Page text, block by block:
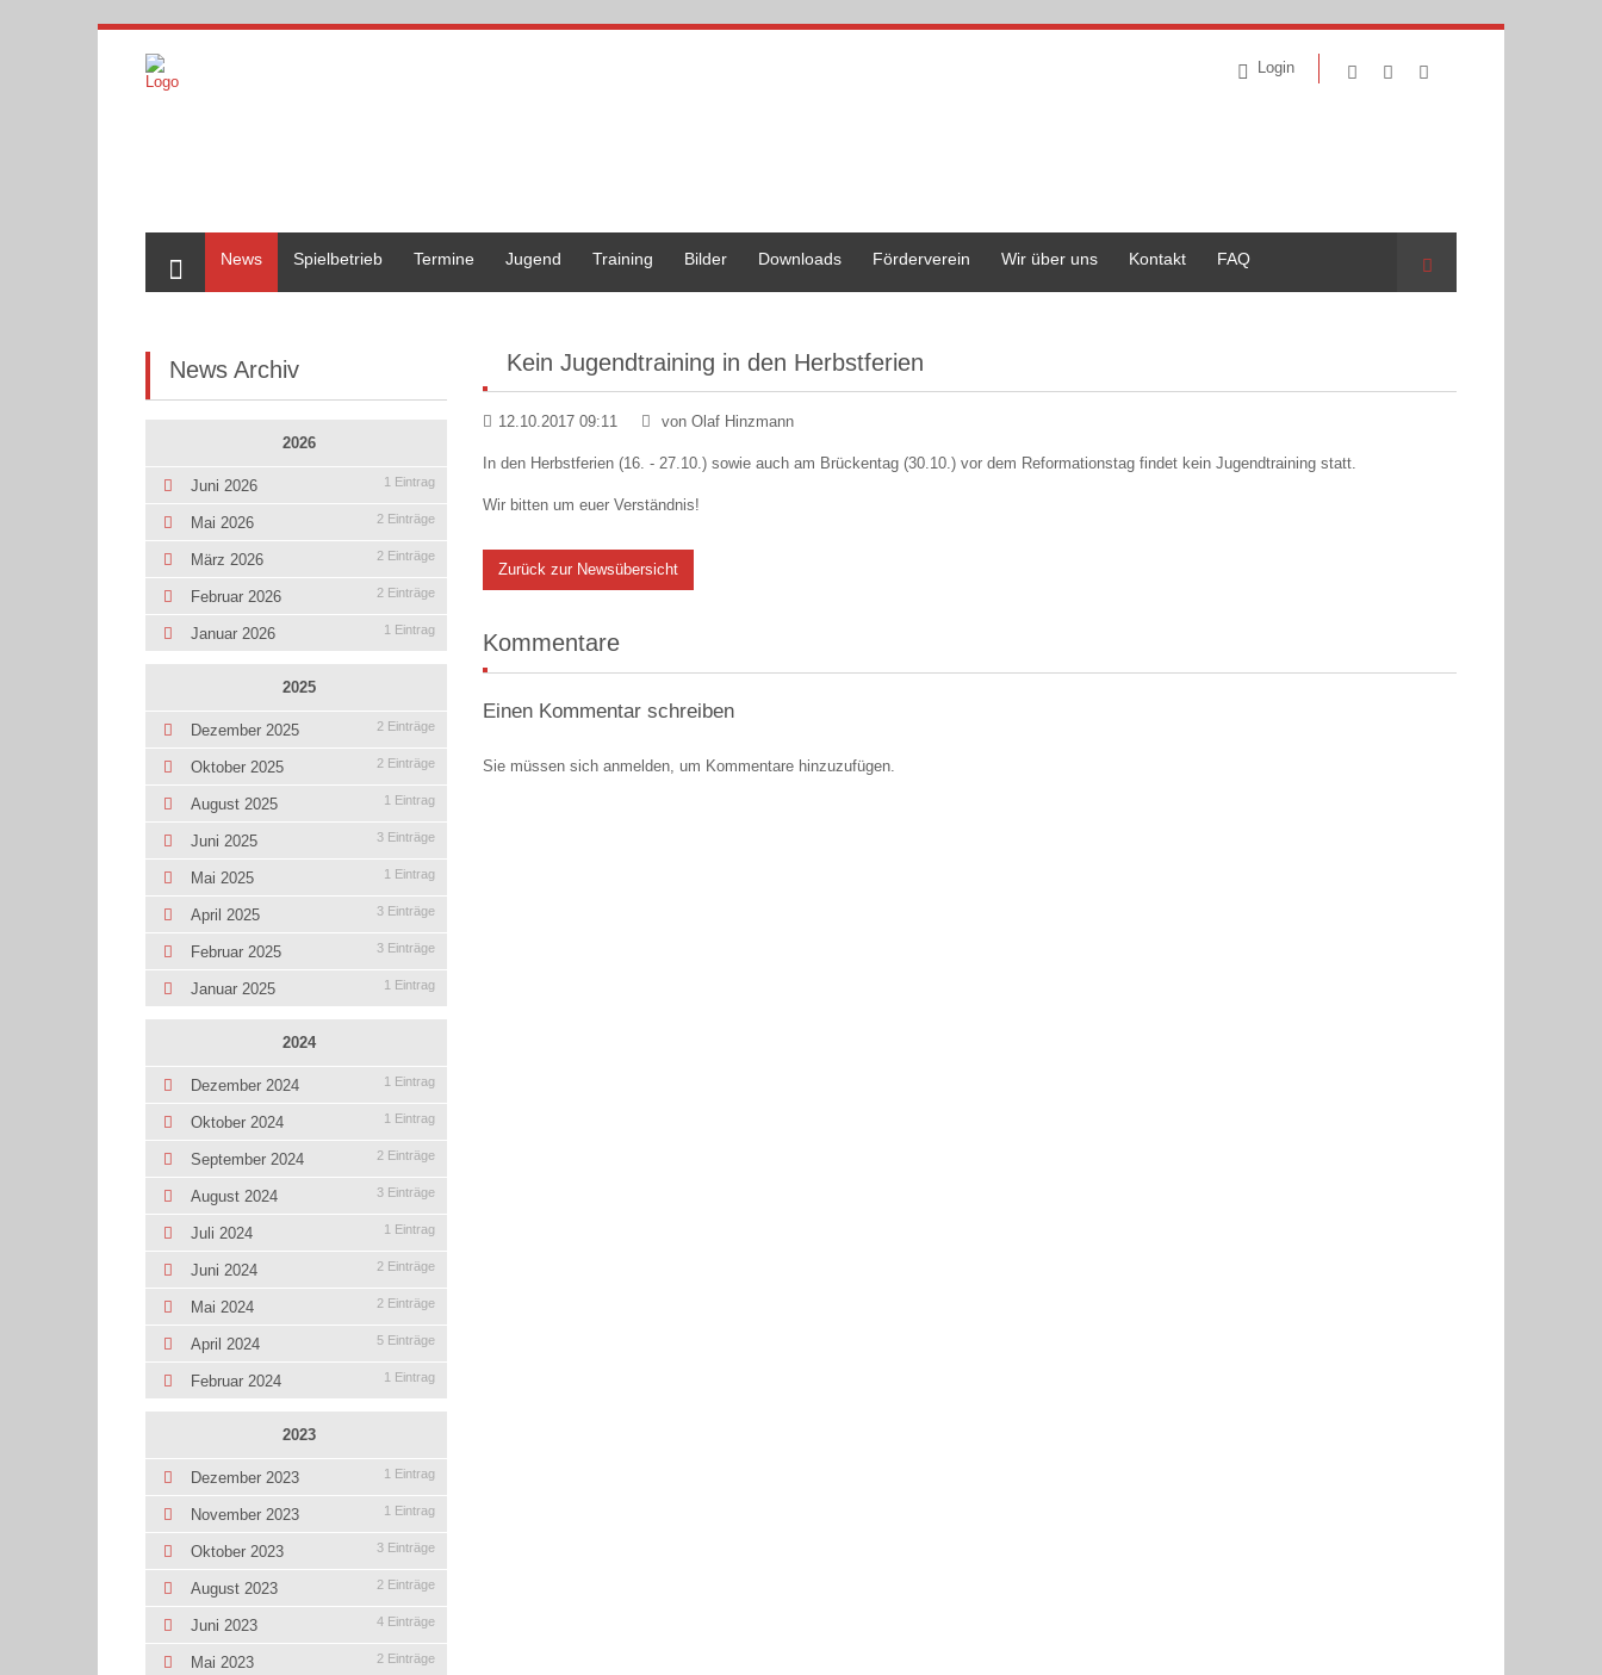
Login
News
Spielbetrieb Termine Jugend Training Bilder Downloads Förderverein Wir über uns Kontakt FAQ Suche
Kein Jugendtraining in den Herbstferien
12.10.2017 09:11 von Olaf Hinzmann
In den Herbstferien (16. - 27.10.) sowie auch am Brückentag (30.10.) vor dem Reformationstag findet kein Jugendtraining statt.
Wir bitten um euer Verständnis!
Zurück zur Newsübersicht
Kommentare
Einen Kommentar schreiben
Sie müssen sich anmelden, um Kommentare hinzuzufügen.
News Archiv
2026
Juni 2026 1 Eintrag
Mai 2026 2 Einträge
März 2026 2 Einträge
Februar 2026 2 Einträge
Januar 2026 1 Eintrag
2025
Dezember 2025 2 Einträge
Oktober 2025 2 Einträge
August 2025 1 Eintrag
Juni 2025 3 Einträge
Mai 2025 1 Eintrag
April 2025 3 Einträge
Februar 2025 3 Einträge
Januar 2025 1 Eintrag
2024
Dezember 2024 1 Eintrag
Oktober 2024 1 Eintrag
September 2024 2 Einträge
August 2024 3 Einträge
Juli 2024 1 Eintrag
Juni 2024 2 Einträge
Mai 2024 2 Einträge
April 2024 5 Einträge
Februar 2024 1 Eintrag
2023
Dezember 2023 1 Eintrag
November 2023 1 Eintrag
Oktober 2023 3 Einträge
August 2023 2 Einträge
Juni 2023 4 Einträge
Mai 2023 2 Einträge